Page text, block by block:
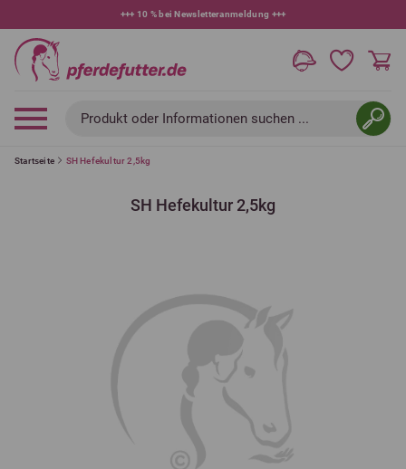
+++ 10 % bei Newsletteranmeldung +++
Produkt oder Informationen suchen ...
Startseite SH Hefekultur 2,5kg
SH Hefekultur 2,5kg